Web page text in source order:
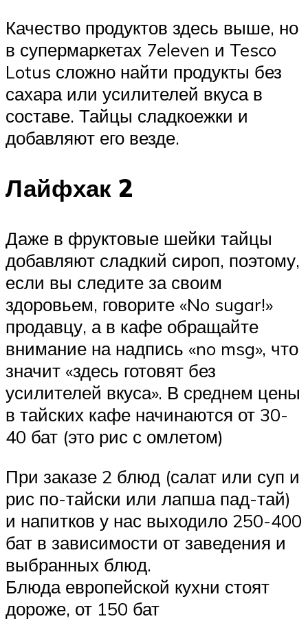
Качество продуктов здесь выше, но
в супермаркетах 7eleven и Tesco
Lotus сложно найти продукты без
сахара или усилителей вкуса в
составе. Тайцы сладкоежки и
добавляют его везде.
Лайфхак 2
Даже в фруктовые шейки тайцы
добавляют сладкий сироп, поэтому,
если вы следите за своим
здоровьем, говорите «No sugar!»
продавцу, а в кафе обращайте
внимание на надпись «no msg», что
значит «здесь готовят без
усилителей вкуса». В среднем цены
в тайских кафе начинаются от 30-
40 бат (это рис с омлетом)
При заказе 2 блюд (салат или суп и
рис по-тайски или лапша пад-тай)
и напитков у нас выходило 250-400
бат в зависимости от заведения и
выбранных блюд.
Блюда европейской кухни стоят
дороже, от 150 бат